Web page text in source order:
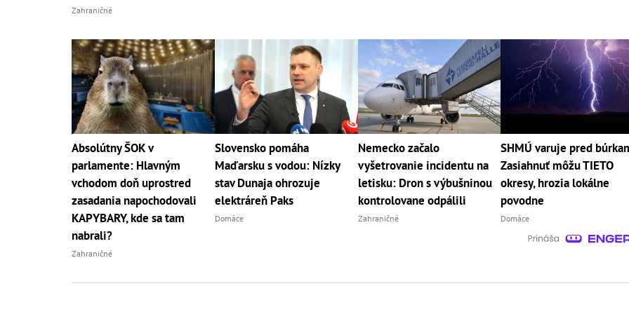
Zahraničné
Absolútny ŠOK v
parlamente: Hlavným
vchodom doň uprostred
zasadania napochodovali
KAPYBARY, kde sa tam
nabrali?
Zahraničné
Slovensko pomáha
Maďarsku s vodou: Nízky
stav Dunaja ohrozuje
elektráreň Paks
Domáce
Nemecko začalo
vyšetrovanie incidentu na
letisku: Dron s výbušninou
kontrolovane odpálili
Zahraničné
SHMÚ varuje pred
Zasiahnuť môžu TIETO
okresy, hrozia lokálne
povodne
Domáce